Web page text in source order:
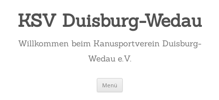
KSV Duisburg-Wedau
Willkommen beim Kanusportverein Duisburg-
Wedau e.V.
Menü Zum
springen